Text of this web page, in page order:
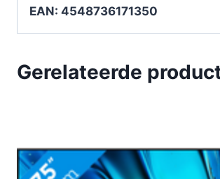
EAN: 4548736171350
Gerelateerde